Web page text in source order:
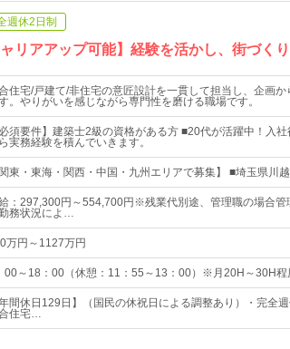
週休2日制
リアアップ可能】経験を活かし、街づく
住宅/戸建て/非住宅の意匠設計を一貫して担当し、企画
。やりがいを感じながら専門性を磨ける職場です。
必須要件】建築士2級の資格がある方 ■20代が活躍中！入
実務経験を積んでいきます。
関東・東海・関西・中国・九州エリアで募集】 ■埼玉県
：297,300円～554,700円※残業代別途、管理職の場合
勤務状況によ…
万円～1127万円
00～18：00（休憩：11：55～13：00）※月20H～30H程
年間休日129日】（国民の休祝日による調整あり）・完
住宅…